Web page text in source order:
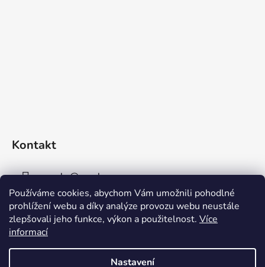
Používáme cookies, abychom Vám umožnili pohodlné
prohlížení webu a díky analýze provozu webu neustále
zlepšovali jeho funkce, výkon a použitelnost. Více
informací
Nastavení
Kontakt
sperky@sperky-nm.cz
+420 737 11 00 33